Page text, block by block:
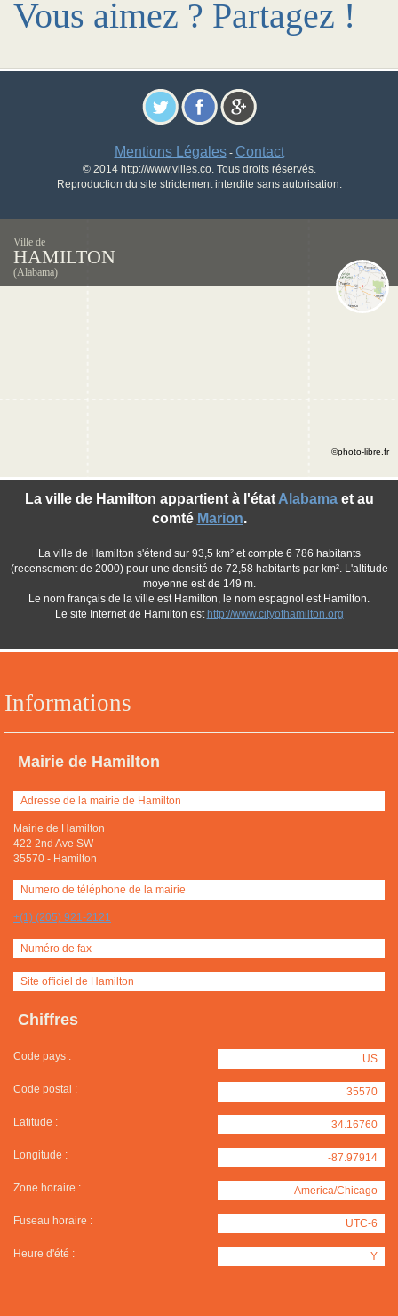
Vous aimez ? Partagez !
Mentions Légales- Contact
© 2014 http://www.villes.co. Tous droits réservés.
Reproduction du site strictement interdite sans autorisation.
Ville de
HAMILTON
(Alabama)
Informations
Mairie de Hamilton
Adresse de la mairie de Hamilton
Mairie de Hamilton
422 2nd Ave SW
35570 - Hamilton
Numero de téléphone de la mairie
+(1) (205) 921-2121
Numéro de fax
Site officiel de Hamilton
Chiffres
Code pays : US
Code postal : 35570
Latitude : 34.16760
Longitude : -87.97914
Zone horaire : America/Chicago
Fuseau horaire : UTC-6
Heure d'été : Y
La ville de Hamilton appartient à l'état Alabamaet au
comté Marion.
La ville de Hamilton s'étend sur 93,5 km² et compte 6 786 habitants
(recensement de 2000) pour une densité de 72,58 habitants par km². L'altitude
moyenne est de 149 m.
Le nom français de la ville est Hamilton, le nom espagnol est Hamilton.
Le site Internet de Hamilton est http://www.cityofhamilton.org
©photo-libre.fr